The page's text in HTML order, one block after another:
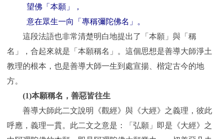
望佛「本願」，
意在眾生一向「專稱彌陀佛名」。
這段法語也非常清楚明白地提出了「本願」與「稱
名」，合起來就是「本願稱名」。這個思想是善導大師淨土
教理的根本，也是善導大師一生到處宣揚、楷定古今的地
方。
(1)本願稱名，善惡皆往生
善導大師此二文說明《觀經》與《大經》之義理，彼此
呼應，義理一貫。此二文之意是：「弘願」即是《大經》之